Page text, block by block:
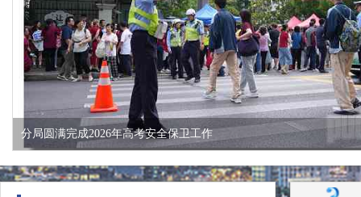
分局圆满完成2026年高考安全保卫工作